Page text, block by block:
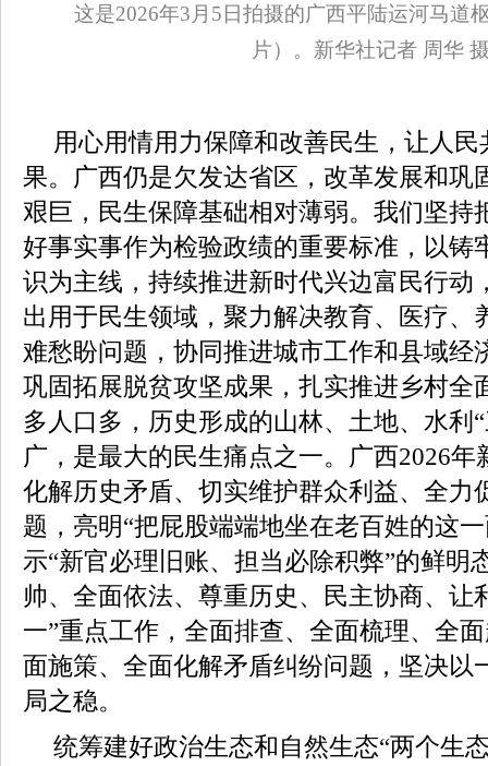
这是2026年3月5日拍摄的广西平陆运河马道
片）。新华社记者 周华
用心用情用力保障和改善民生，让人
果。广西仍是欠发达省区，改革发展和巩
艰巨，民生保障基础相对薄弱。我们坚持
好事实事作为检验政绩的重要标准，以铸
识为主线，持续推进新时代兴边富民行动
出用于民生领域，聚力解决教育、医疗、
难愁盼问题，协同推进城市工作和县域经
巩固拓展脱贫攻坚成果，扎实推进乡村全
多人口多，历史形成的山林、土地、水利
广，是最大的民生痛点之一。广西2026年
化解历史矛盾、切实维护群众利益、全力
题，亮明“把屁股端端地坐在老百姓的这
示“新官必理旧账、担当必除积弊”的鲜明
帅、全面依法、尊重历史、民主协商、让
一”重点工作，全面排查、全面梳理、全
面施策、全面化解矛盾纠纷问题，坚决以
局之稳。
统筹建好政治生态和自然生态“两个生